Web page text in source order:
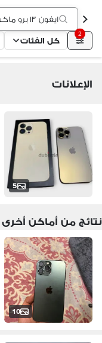
ايفون ١٣ برو ماكس في مصر الجديدة
2
كل الفئات
الإعلانات
5
نتائج من أماكن أخرى
10